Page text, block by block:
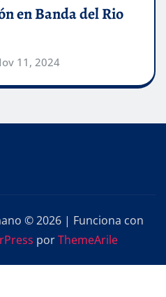
en Banda del Rio
11, 2024
© 2026 | Funciona con
porThemeArile